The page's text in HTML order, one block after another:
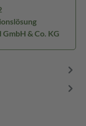
& Co. KG